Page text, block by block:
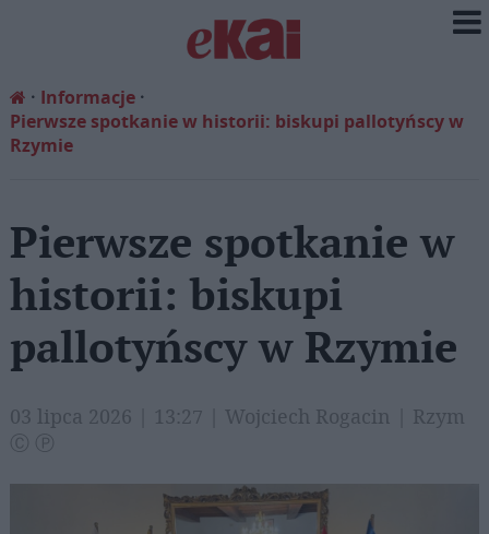
Informacje
Pierwsze spotkanie w historii: biskupi pallotyńscy w
Rzymie
Pierwsze spotkanie w
historii: biskupi
pallotyńscy w Rzymie
03 lipca 2026 | 13:27 | Wojciech Rogacin | Rzym
Ⓒ Ⓟ